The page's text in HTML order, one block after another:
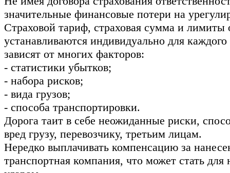
значительные финансовые потери на
Страховой тариф, страховая сумма и лимиты
устанавливаются индивидуально для
зависят от многих факторов:
- статистики убытков;
- набора рисков;
- вида грузов;
- способа транспортировки.
Дорога таит в себе неожиданные риски,
вред грузу, перевозчику, третьим лицам.
Нередко выплачивать компенсацию за
транспортная компания, что может стать